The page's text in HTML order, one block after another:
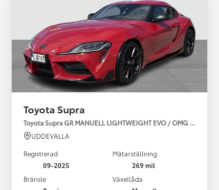
Toyota Supra
Toyota Supra GR MANUELL LIGHTWEIGHT EVO / OMG LEV!
UDDEVALLA
Registrerad
09-2025
Mätarställning
269 mil
Bränsle
Växellåda